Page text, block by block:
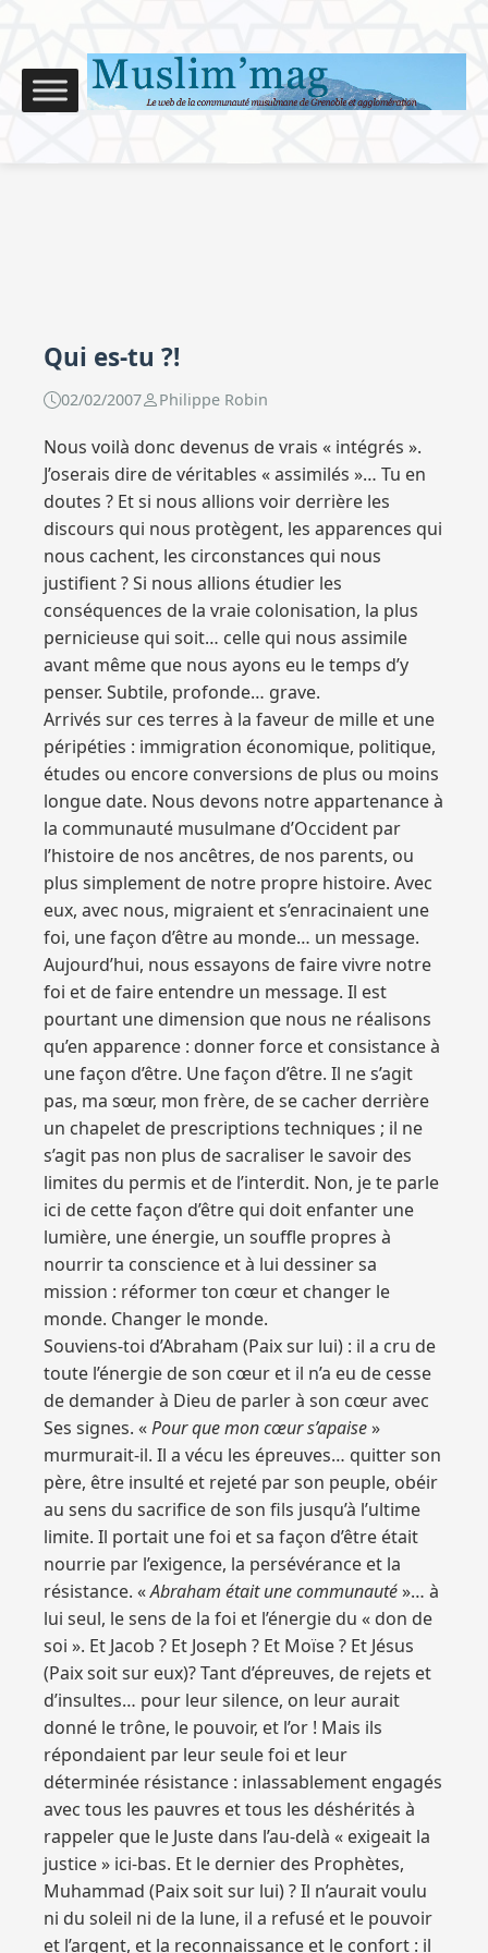
Qui es-tu ?!
02/02/2007 Philippe Robin
Nous voilà donc devenus de vrais « intégrés ».
J’oserais dire de véritables « assimilés »… Tu en
doutes ? Et si nous allions voir derrière les
discours qui nous protègent, les apparences qui
nous cachent, les circonstances qui nous
justifient ? Si nous allions étudier les
conséquences de la vraie colonisation, la plus
pernicieuse qui soit… celle qui nous assimile
avant même que nous ayons eu le temps d’y
penser. Subtile, profonde… grave.
Arrivés sur ces terres à la faveur de mille et une
péripéties : immigration économique, politique,
études ou encore conversions de plus ou moins
longue date. Nous devons notre appartenance à
la communauté musulmane d’Occident par
l’histoire de nos ancêtres, de nos parents, ou
plus simplement de notre propre histoire. Avec
eux, avec nous, migraient et s’enracinaient une
foi, une façon d’être au monde… un message.
Aujourd’hui, nous essayons de faire vivre notre
foi et de faire entendre un message. Il est
pourtant une dimension que nous ne réalisons
qu’en apparence : donner force et consistance à
une façon d’être. Une façon d’être. Il ne s’agit
pas, ma sœur, mon frère, de se cacher derrière
un chapelet de prescriptions techniques ; il ne
s’agit pas non plus de sacraliser le savoir des
limites du permis et de l’interdit. Non, je te parle
ici de cette façon d’être qui doit enfanter une
lumière, une énergie, un souffle propres à
nourrir ta conscience et à lui dessiner sa
mission : réformer ton cœur et changer le
monde. Changer le monde.
Souviens-toi d’Abraham (Paix sur lui) : il a cru de
toute l’énergie de son cœur et il n’a eu de cesse
de demander à Dieu de parler à son cœur avec
Ses signes. «Pour que mon cœur s’apaise»
murmurait-il. Il a vécu les épreuves… quitter son
père, être insulté et rejeté par son peuple, obéir
au sens du sacrifice de son fils jusqu’à l’ultime
limite. Il portait une foi et sa façon d’être était
nourrie par l’exigence, la persévérance et la
résistance. «Abraham était une communauté»… à
lui seul, le sens de la foi et l’énergie du « don de
soi ». Et Jacob ? Et Joseph ? Et Moïse ? Et Jésus
(Paix soit sur eux)? Tant d’épreuves, de rejets et
d’insultes… pour leur silence, on leur aurait
donné le trône, le pouvoir, et l’or ! Mais ils
répondaient par leur seule foi et leur
déterminée résistance : inlassablement engagés
avec tous les pauvres et tous les déshérités à
rappeler que le Juste dans l’au-delà « exigeait la
justice » ici-bas. Et le dernier des Prophètes,
Muhammad (Paix soit sur lui) ? Il n’aurait voulu
ni du soleil ni de la lune, il a refusé et le pouvoir
et l’argent, et la reconnaissance et le confort : il